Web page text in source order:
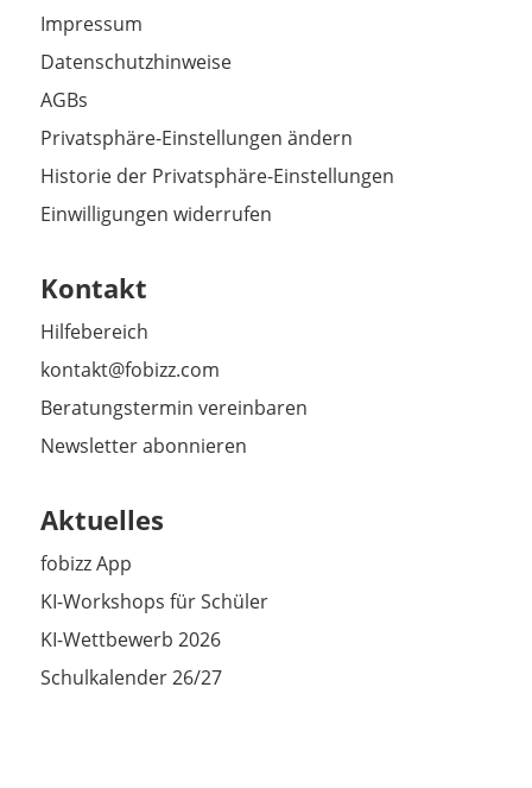
Impressum
Datenschutzhinweise
AGBs
Privatsphäre-Einstellungen ändern
Historie der Privatsphäre-Einstellungen
Einwilligungen widerrufen
Kontakt
Hilfebereich
kontakt@fobizz.com
Beratungstermin vereinbaren
Newsletter abonnieren
Aktuelles
fobizz App
KI-Workshops für Schüler
KI-Wettbewerb 2026
Schulkalender 26/27